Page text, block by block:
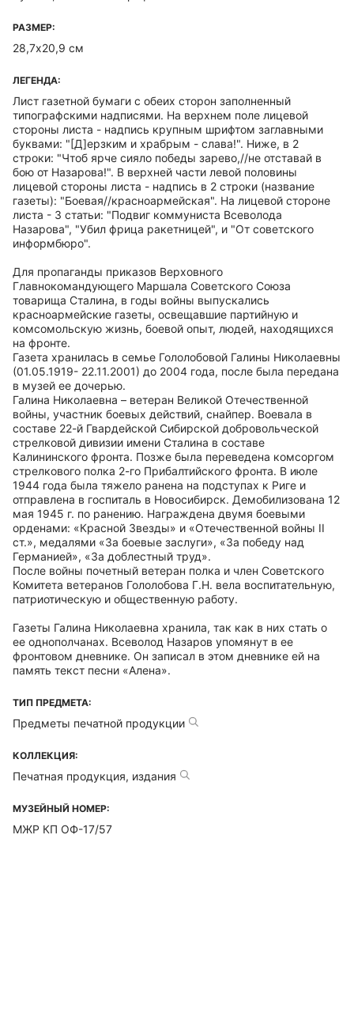
РАЗМЕР:
28,7х20,9 см
ЛЕГЕНДА:
Лист газетной бумаги с обеих сторон заполненный
типографскими надписями. На верхнем поле лицевой
стороны листа - надпись крупным шрифтом заглавными
буквами: "[Д]ерзким и храбрым - слава!". Ниже, в 2
строки: "Чтоб ярче сияло победы зарево,//не отставай в
бою от Назарова!". В верхней части левой половины
лицевой стороны листа - надпись в 2 строки (название
газеты): "Боевая//красноармейская". На лицевой стороне
листа - 3 статьи: "Подвиг коммуниста Всеволода
Назарова", "Убил фрица ракетницей", и "От советского
информбюро".
Для пропаганды приказов Верховного
Главнокомандующего Маршала Советского Союза
товарища Сталина, в годы войны выпускались
красноармейские газеты, освещавшие партийную и
комсомольскую жизнь, боевой опыт, людей, находящихся
на фронте.
Газета хранилась в семье Гололобовой Галины Николаевны
(01.05.1919- 22.11.2001) до 2004 года, после была передана
в музей ее дочерью.
Галина Николаевна – ветеран Великой Отечественной
войны, участник боевых действий, снайпер. Воевала в
составе 22-й Гвардейской Сибирской добровольческой
стрелковой дивизии имени Сталина в составе
Калининского фронта. Позже была переведена комсоргом
стрелкового полка 2-го Прибалтийского фронта. В июле
1944 года была тяжело ранена на подступах к Риге и
отправлена в госпиталь в Новосибирск. Демобилизована 12
мая 1945 г. по ранению. Награждена двумя боевыми
орденами: «Красной Звезды» и «Отечественной войны II
ст.», медалями «За боевые заслуги», «За победу над
Германией», «За доблестный труд».
После войны почетный ветеран полка и член Советского
Комитета ветеранов Гололобова Г.Н. вела воспитательную,
патриотическую и общественную работу.
Газеты Галина Николаевна хранила, так как в них стать о
ее однополчанах. Всеволод Назаров упомянут в ее
фронтовом дневнике. Он записал в этом дневнике ей на
память текст песни «Алена».
ТИП ПРЕДМЕТА:
Предметы печатной продукции
КОЛЛЕКЦИЯ:
Печатная продукция, издания
МУЗЕЙНЫЙ НОМЕР:
МЖР КП ОФ-17/57